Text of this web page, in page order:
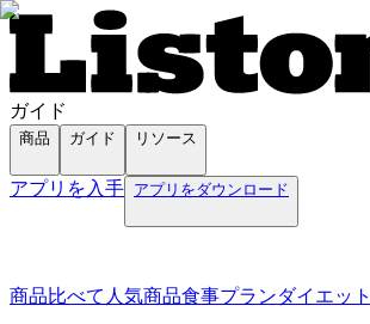
ガイド
商品 ガイド リソース
アプリを入手 アプリをダウンロード
商品比べて 人気商品食事プランダイエット